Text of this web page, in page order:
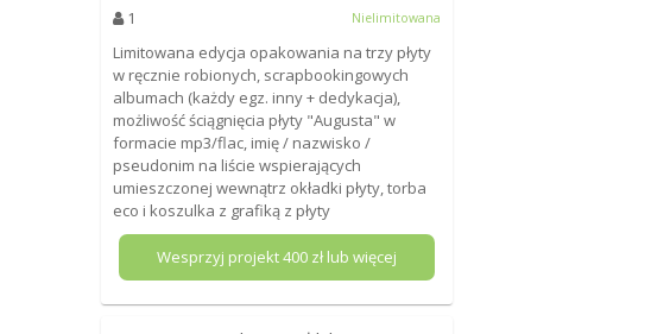
1 Nielimitowana
Limitowana edycja opakowania na trzy płyty
w ręcznie robionych, scrapbookingowych
albumach (każdy egz. inny + dedykacja),
możliwość ściągnięcia płyty "Augusta" w
formacie mp3/flac, imię / nazwisko /
pseudonim na liście wspierających
umieszczonej wewnątrz okładki płyty, torba
eco i koszulka z grafiką z płyty
Wesprzyj projekt400zł lub więcej